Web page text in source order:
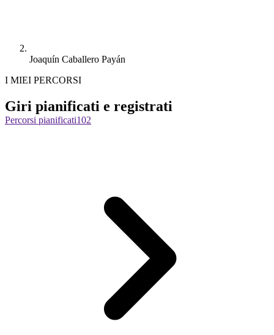
Joaquín Caballero Payán
I MIEI PERCORSI
Giri pianificati e registrati
Percorsi pianificati102